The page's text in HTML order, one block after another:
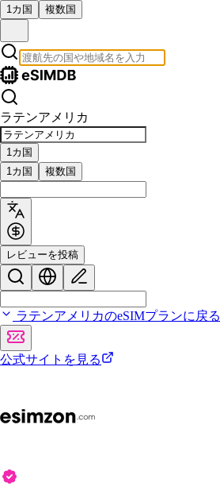
1カ国 複数国
ラテンアメリカ
1カ国
1カ国
複数国
レビューを投稿
ラテンアメリカのeSIMプランに戻る
公式サイトを見る